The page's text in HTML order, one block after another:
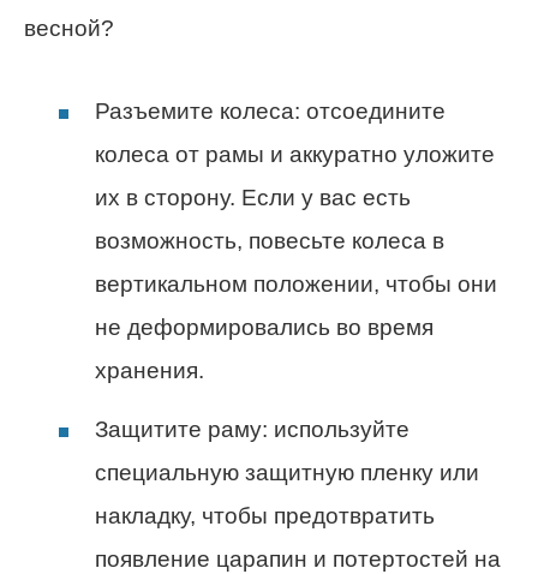
весной?
Разъемите колеса: отсоедините
колеса от рамы и аккуратно уложите
их в сторону. Если у вас есть
возможность, повесьте колеса в
вертикальном положении, чтобы они
не деформировались во время
хранения.
Защитите раму: используйте
специальную защитную пленку или
накладку, чтобы предотвратить
появление царапин и потертостей на